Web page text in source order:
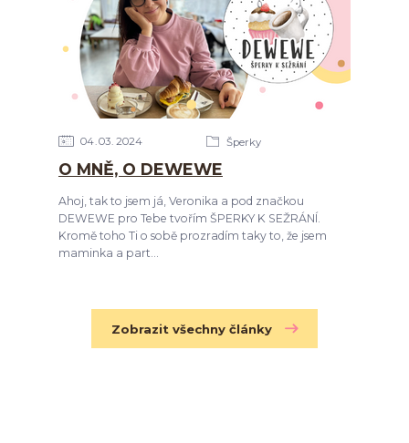
04 03 2024 Šperky
O MNĚ, O DEWEWE
Ahoj, tak to jsem já, Veronika a pod značkou
DEWEWE pro Tebe tvořím ŠPERKY K SEŽRÁNÍ.
Kromě toho Ti o sobě prozradím taky to, že jsem
maminka a part...
Zobrazit všechny články